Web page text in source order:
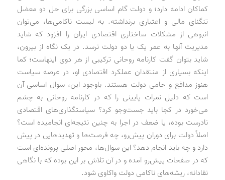
کماکان ادامه دارد؛ و دولت گام اساسی بزرگی برای حل دو معضل
تنگنای مالی و اعتباری برنداشته. به لیست ناکامی‌ها، می‌توان
انبوهی از مشکلات ساختاری اقتصادی ایران را افزود که شاید
مدیریت آنها به عمر یک یا دو دولت نرسد. در یک نگاه از بیرون،
شاید بتوان گفت کارنامه روحانی ترکیبی از هر دوی اینهاست؛ کما
اینکه بسیاری از منتقدان عملکرد اقتصادی او، در عرصه سیاست
هنوز مدافع و حامی دولت هستند. باوجود این، سوال اساسی آن
است که دلیل نمرات پایینی را که در کارنامه روحانی به چشم
می‌خورد در کجا باید جست‌وجو کرد؟ سیاستگذاری‌های اقتصادی
نادرست بوده، یا ضعف در اجرا به چنین نتیجه‌ای انجامیده است؟
اصلاً دولت برای دوران پیش‌رو، چه فرصت‌ها و تهدیدهایی در پیش
دارد و چه باید انجام دهد؟ این سوال‌ها، محور اصلی پرونده‌ای است
که در صفحات پیش‌رو آمده و در آن تلاش بر این بوده که با نگاهی
نقادانه، ریشه‌های ناکامی دولت واکاوی شود.